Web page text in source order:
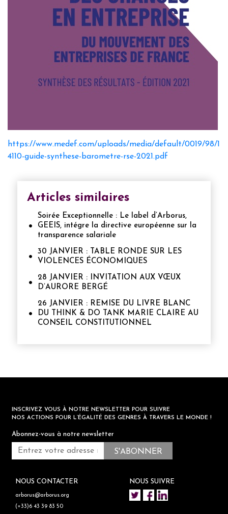
https://www.medef.com/uploads/media/default/0019/98/1
4110-guide-synthese-barometre-rse-2021.pdf
Articles similaires
Soirée Exceptionnelle : Le label d’Arborus,
GEEIS, intégre la directive européenne sur la
transparence salariale
30 JANVIER : TABLE RONDE SUR LES
VIOLENCES ÉCONOMIQUES
28 JANVIER : INVITATION AUX VŒUX
D’AURORE BERGÉ
26 JANVIER : REMISE DU LIVRE BLANC
DU THINK & DO TANK MARIE CLAIRE AU
CONSEIL CONSTITUTIONNEL
INSCRIVEZ VOUS À NOTRE NEWSLETTER POUR SUIVRE
NOS ACTIONS POUR L’ÉGALITÉ DES GENRES À TRAVERS LE MONDE !
Abonnez-vous à notre newsletter
NOUS CONTACTER
arborus@arborus.org
(+33)6 43 39 83 50
NOUS SUIVRE